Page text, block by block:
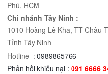
Phú, HCM
Chi nhánh Tây Ninh :
1010 Hoàng Lê Kha, TT Châu
Tỉnh Tây Ninh
Hotline : 0989865766
Phản hồi khiếu nại : 091 6666